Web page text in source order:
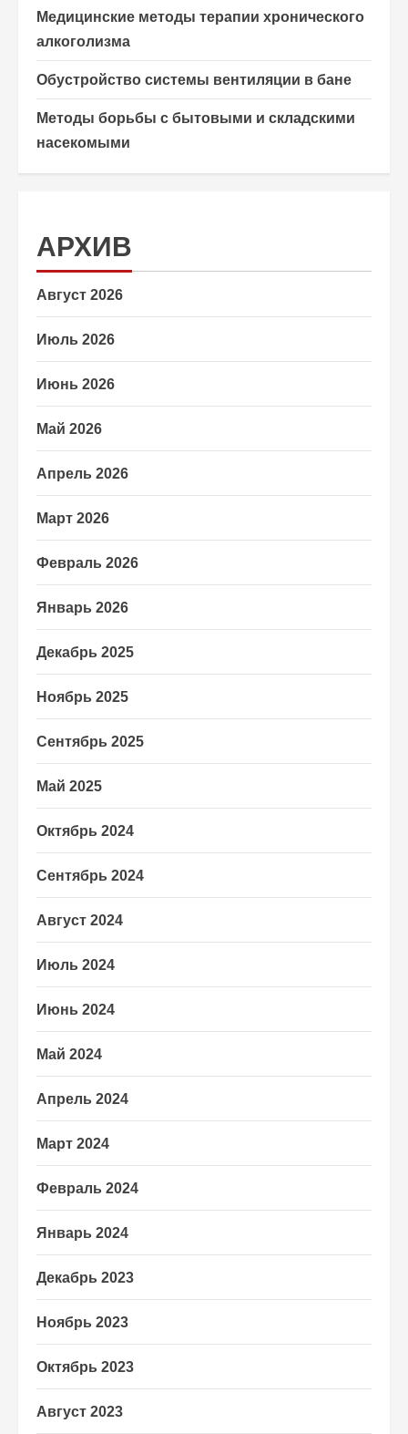
Медицинские методы терапии хронического
алкоголизма
Обустройство системы вентиляции в бане
Методы борьбы с бытовыми и складскими
насекомыми
АРХИВ
Август 2026
Июль 2026
Июнь 2026
Май 2026
Апрель 2026
Март 2026
Февраль 2026
Январь 2026
Декабрь 2025
Ноябрь 2025
Сентябрь 2025
Май 2025
Октябрь 2024
Сентябрь 2024
Август 2024
Июль 2024
Июнь 2024
Май 2024
Апрель 2024
Март 2024
Февраль 2024
Январь 2024
Декабрь 2023
Ноябрь 2023
Октябрь 2023
Август 2023